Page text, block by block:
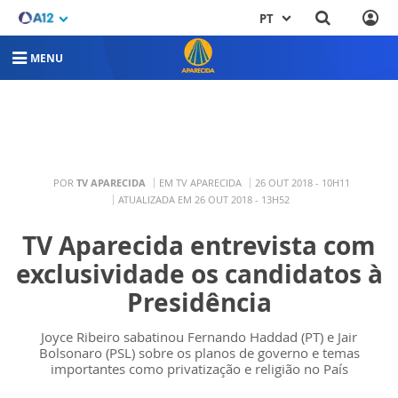
PT
MENU
POR TV APARECIDA EM TV APARECIDA
26 OUT 2018 - 10H11
ATUALIZADA EM 26 OUT 2018 - 13H52
TV Aparecida entrevista com
exclusividade os candidatos à
Presidência
Joyce Ribeiro sabatinou Fernando Haddad (PT) e Jair
Bolsonaro (PSL) sobre os planos de governo e temas
importantes como privatização e religião no País